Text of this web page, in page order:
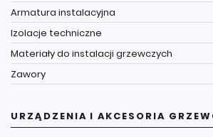
Armatura instalacyjna
Izolacje techniczne
Materiały do instalacji grzewczych
Zawory
URZĄDZENIA I AKCESORIA